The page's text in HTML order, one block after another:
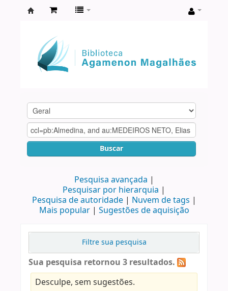
Agamenon
Magalhães
Buscar
Pesquisa avançada
Pesquisar por hierarquia
Pesquisa de autoridade
Nuvem de tags
Mais popular
Sugestões de aquisição
Filtre sua pesquisa
Sua pesquisa retornou 3 resultados.
Desculpe, sem sugestões.